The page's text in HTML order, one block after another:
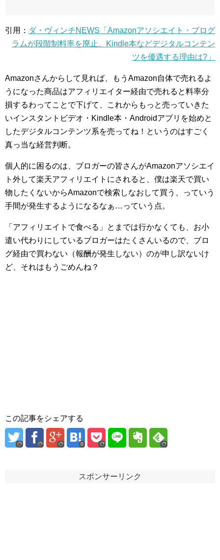
引用： ダ・ヴィンチNEWS「Amazonアソシエイト・プログ
ラムが段階制料率を廃止、Kindle本などデジタルコンテン
ツを優遇する理由は?」
Amazonさんからして見れば、もうAmazon自体で売れるよ
うになった商品はアフィリエイター経由で売れると料率分
損するわってことで下げて、これからもっと売っていきた
いインスタントビデオ・Kindle本・Androidアプリを始めと
したデジタルコンテンツ系を売ってね！というのはすごく
真っ当な経営判断。
個人的に困るのは、ブロガーの皆さんがAmazonアソシエイ
ト外して楽天アフィリエイトにされると、僕は楽天で買い
物したくないからAmazonで検索しなおして買う、っていう
手間が発生するようになるなぁ…っていう点。
「アフィリエイトで食べる」とまでは行かなくても、お小
遣い代わりにしているブロガーはたくさんいるので、ブロ
グ経由で買わない（報酬が発生しない）のが申し訳ないけ
ど、それはもうごめんね？
この記事をシェアする
0
スポンサーリンク